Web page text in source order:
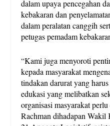
dalam upaya pencegahan
kebakaran dan
dalam peralatan canggih
petugas pemadam
“Kami juga menyoroti
kepada masyarakat
tindakan darurat yang
edukasi yang melibatkan
organisasi masyarakat
Rachman dihadapan